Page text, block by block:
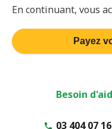
En continuant, vous
Payez
Besoin
03 404 07 16